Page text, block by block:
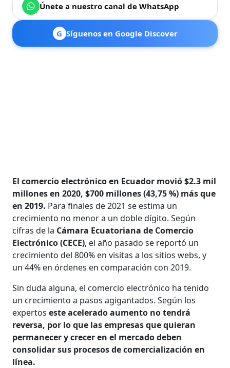
Únete a nuestro canal de WhatsApp
G Síguenos en Google Discover
El comercio electrónico en Ecuador movió $2.3 mil
millones en 2020, $700 millones (43,75 %) más que
en 2019. Para finales de 2021 se estima un
crecimiento no menor a un doble dígito. Según
cifras de la Cámara Ecuatoriana de Comercio
Electrónico (CECE), el año pasado se reportó un
crecimiento del 800% en visitas a los sitios webs, y
un 44% en órdenes en comparación con 2019.
Sin duda alguna, el comercio electrónico ha tenido
un crecimiento a pasos agigantados. Según los
expertoseste acelerado aumento no tendrá
reversa, por lo que las empresas que quieran
permanecer y crecer en el mercado deben
consolidar sus procesos de comercialización en
línea.